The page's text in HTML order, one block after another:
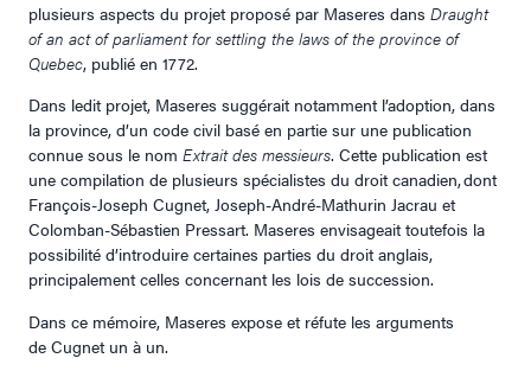
plusieurs aspects du projet proposé par Maseres dans Draught
of an act of parliament for settling the laws of the province of
Quebec, publié en 1772.
Dans ledit projet, Maseres suggérait notamment l’adoption, dans
la province, d’un code civil basé en partie sur une publication
connue sous le nom Extrait des messieurs. Cette publication est
une compilation de plusieurs spécialistes du droit canadien, dont
François-Joseph Cugnet, Joseph-André-Mathurin Jacrau et
Colomban-Sébastien Pressart. Maseres envisageait toutefois la
possibilité d’introduire certaines parties du droit anglais,
principalement celles concernant les lois de succession.
Dans ce mémoire, Maseres expose et réfute les arguments
de Cugnet un à un.